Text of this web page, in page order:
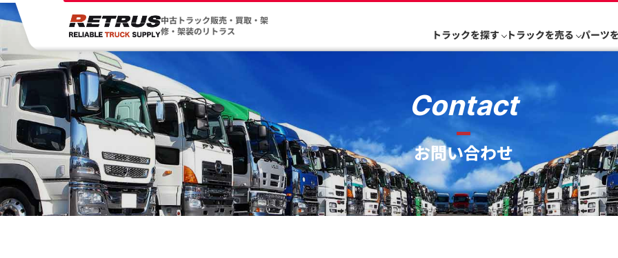
中古トラック販売・買取・架
修・架装のリトラス
トラックを探す トラックを売る パーツ
Contact
お問い合わせ